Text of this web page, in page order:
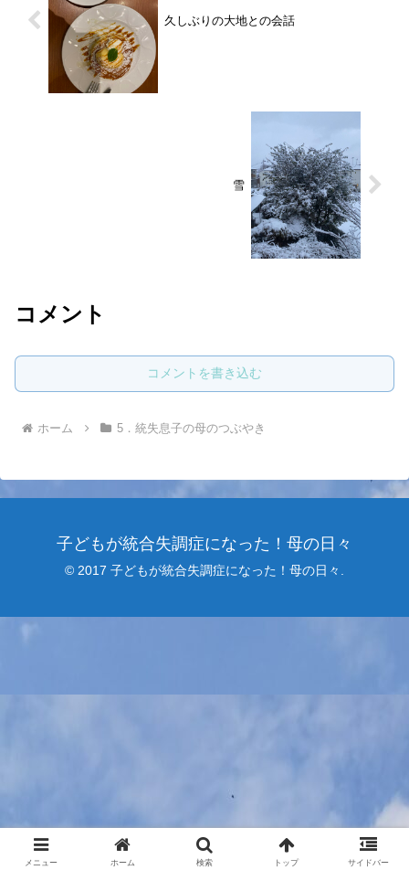
久しぶりの大地との会話
雪
コメント
コメントを書き込む
ホーム 5．統失息子の母のつぶやき
子どもが統合失調症になった！母の日々
© 2017 子どもが統合失調症になった！母の日々.
メニュー ホーム 検索 トップ サイドバー